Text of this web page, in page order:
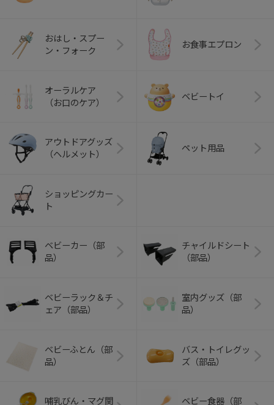
おはし・スプー
ン・フォーク
お食事エプロン
オーラルケア
（お口のケア）
ベビートイ
アウトドアグッズ
（ヘルメット）
ペット用品
ショッピングカー
ト
ベビーカー（部
品）
チャイルドシート
（部品）
ベビーラック＆チ
ェア（部品）
室内グッズ（部
品）
ベビーふとん（部
品）
バス・トイレグッ
ズ（部品）
哺乳びん・マグ関
ベビー食器（部